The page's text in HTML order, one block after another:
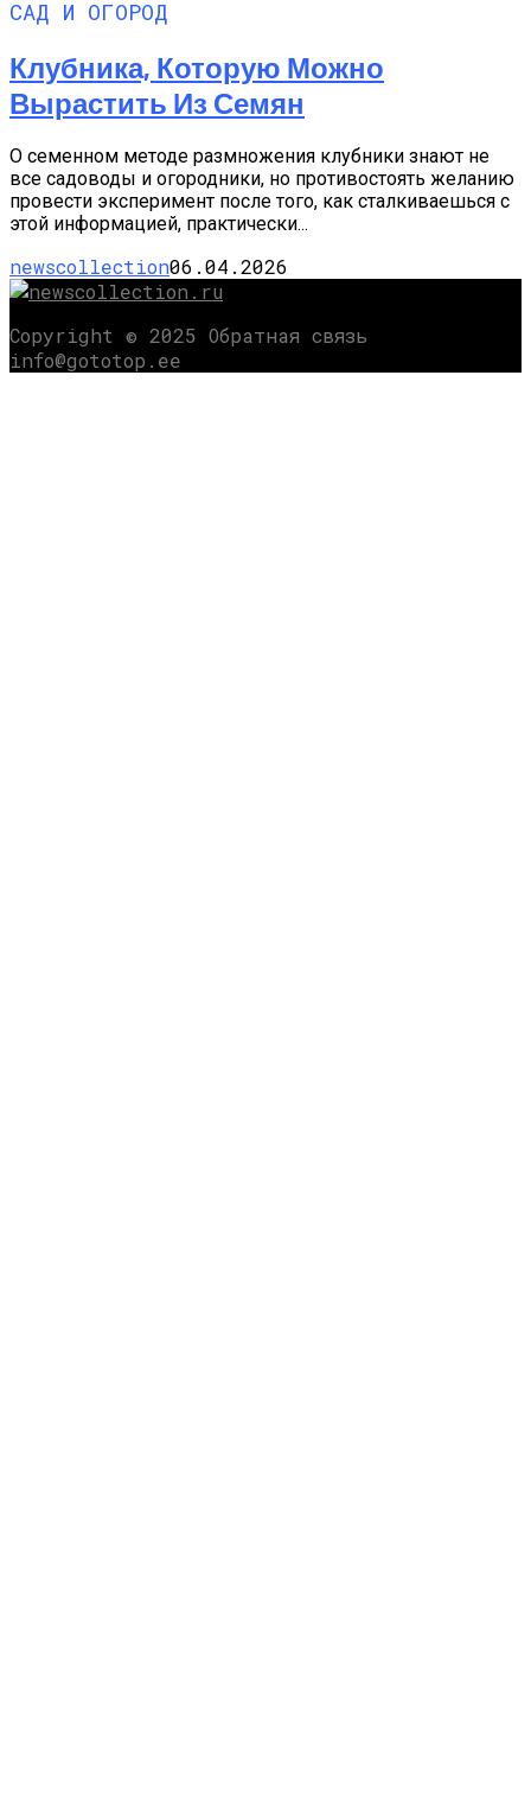
САД И ОГОРОД
Клубника, Которую Можно
Вырастить Из Семян
О семенном методе размножения клубники знают не
все садоводы и огородники, но противостоять желанию
провести эксперимент после того, как сталкиваешься с
этой информацией, практически...
newscollection06.04.2026
Copyright © 2025 Обратная связь
info@gototop.ee